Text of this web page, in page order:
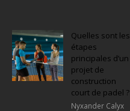
Quelles sont les
étapes
principales d’un
projet de
construction
court de padel ?
Nyxander Calyx